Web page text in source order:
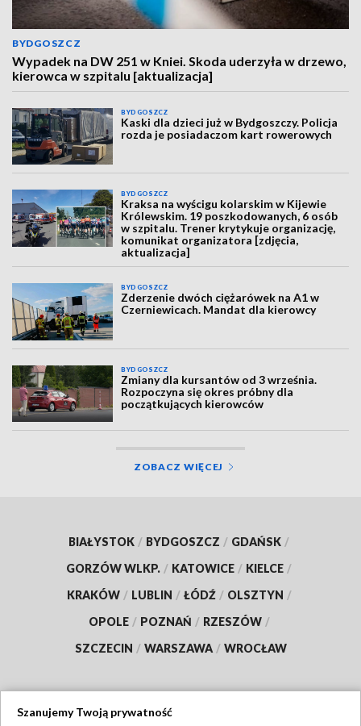
BYDGOSZCZ
Wypadek na DW 251 w Kniei. Skoda uderzyła w drzewo,
kierowca w szpitalu [aktualizacja]
BYDGOSZCZ
Kaski dla dzieci już w Bydgoszczy. Policja
rozda je posiadaczom kart rowerowych
BYDGOSZCZ
Kraksa na wyścigu kolarskim w Kijewie
Królewskim. 19 poszkodowanych, 6 osób
w szpitalu. Trener krytykuje organizację,
komunikat organizatora [zdjęcia,
aktualizacja]
BYDGOSZCZ
Zderzenie dwóch ciężarówek na A1 w
Czerniewicach. Mandat dla kierowcy
BYDGOSZCZ
Zmiany dla kursantów od 3 września.
Rozpoczyna się okres próbny dla
początkujących kierowców
ZOBACZ WIĘCEJ
BIAŁYSTOK / BYDGOSZCZ / GDAŃSK /
GORZÓW WLKP. / KATOWICE / KIELCE /
KRAKÓW / LUBLIN / ŁÓDŹ / OLSZTYN /
OPOLE / POZNAŃ / RZESZÓW /
SZCZECIN / WARSZAWA / WROCŁAW
Szanujemy Twoją prywatność